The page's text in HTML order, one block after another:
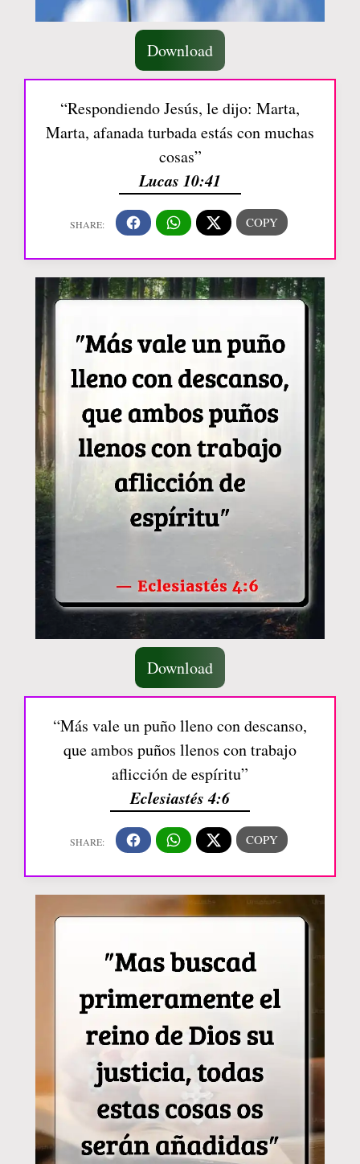
Download
“Respondiendo Jesús, le dijo: Marta,
Marta, afanada turbada estás con muchas
cosas”
Lucas 10:41
Download
“Más vale un puño lleno con descanso,
que ambos puños llenos con trabajo
aflicción de espíritu”
Eclesiastés 4:6